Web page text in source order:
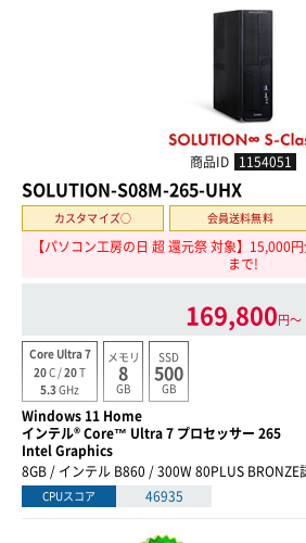
商品ID 1154051
SOLUTION-S08M-265-UHX
カスタマイズ○ 会員送料無料
【パソコン工房の日 超 還元祭 対象】15,000
まで!
169,800円〜
Core Ultra 7
20C /20T
5.3GHz
メモリ
8
GB
SSD
500
GB
Windows 11 Home
インテル® Core™ Ultra 7 プロセッサー 265
Intel Graphics
8GB / インテル B860 / 300W 80PLUS BRONZE
CPUスコア 46935